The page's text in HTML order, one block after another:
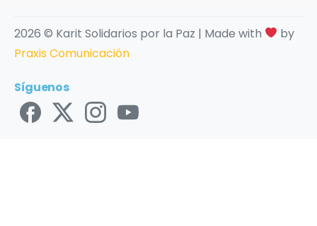
2026 © Karit Solidarios por la Paz | Made with
by
Praxis Comunicación
Síguenos